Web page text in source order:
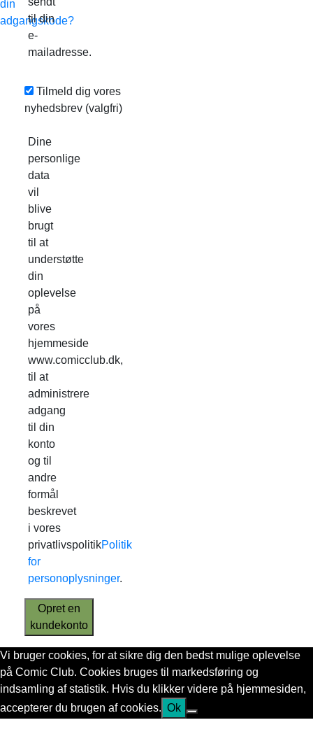
din
adgangskode?
til din
e-
mailadresse.
Tilmeld dig vores
nyhedsbrev (valgfri)
Dine
personlige
data
vil
blive
brugt
til at
understøtte
din
oplevelse
på
vores
hjemmeside
www.comicclub.dk,
til at
administrere
adgang
til din
konto
og til
andre
formål
beskrevet
i vores
privatlivspolitikPolitik
for
personoplysninger.
Opret en
kundekonto
Vi bruger cookies, for at sikre dig den bedst mulige oplevelse
på Comic Club. Cookies bruges til markedsføring og
indsamling af statistik. Hvis du klikker videre på hjemmesiden,
accepterer du brugen af cookies. Ok